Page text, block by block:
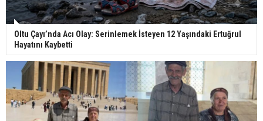
Oltu Çayı’nda Acı Olay: Serinlemek İsteyen 12 Yaşındaki Ertuğrul
Hayatını Kaybetti